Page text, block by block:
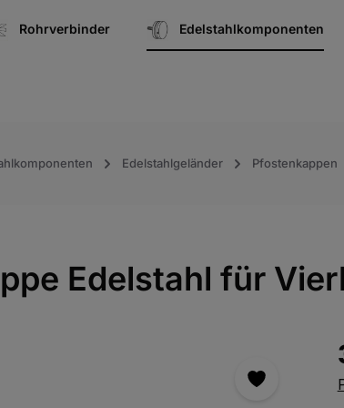
springen
Rohrverbinder Edelstahlkomponenten
Edelstahlgeländer Pfostenkappen
Edelstahl für